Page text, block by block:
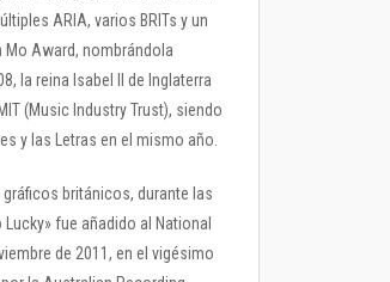
ARIA, varios BRITs y un
Award, nombrándola
la reina Isabel II de Inglaterra
(Music Industry Trust), siendo
y las Letras en el mismo año.
británicos, durante las
fue añadido al National
de 2011, en el vigésimo